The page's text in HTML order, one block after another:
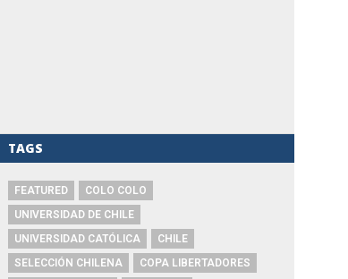
TAGS
FEATURED
COLO COLO
UNIVERSIDAD DE CHILE
UNIVERSIDAD CATÓLICA
CHILE
SELECCIÓN CHILENA
COPA LIBERTADORES